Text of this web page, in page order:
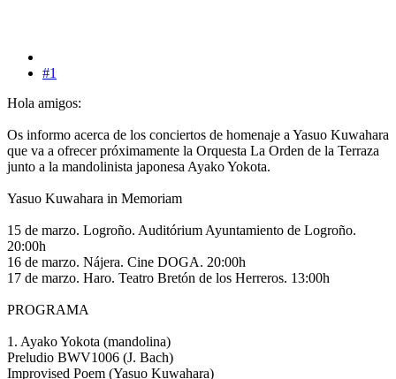
#1
Hola amigos:
Os informo acerca de los conciertos de homenaje a Yasuo Kuwahara
que va a ofrecer próximamente la Orquesta La Orden de la Terraza
junto a la mandolinista japonesa Ayako Yokota.
Yasuo Kuwahara in Memoriam
15 de marzo. Logroño. Auditórium Ayuntamiento de Logroño.
20:00h
16 de marzo. Nájera. Cine DOGA. 20:00h
17 de marzo. Haro. Teatro Bretón de los Herreros. 13:00h
PROGRAMA
1. Ayako Yokota (mandolina)
Preludio BWV1006 (J. Bach)
Improvised Poem (Yasuo Kuwahara)